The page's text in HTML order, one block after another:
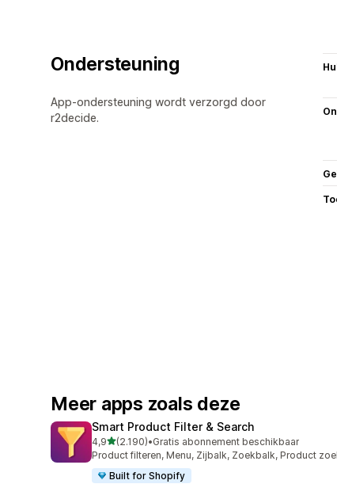
Ondersteuning
App-ondersteuning wordt verzorgd door
r2decide.
Meer apps zoals deze
Smart Product Filter & Search
4,9van 5 sterren
(2.190)
2190 recensies in totaal
•Gratis abonnement beschikbaar
Product filteren, Menu, Zijbalk, Zoekbalk, Product
Built for Shopify